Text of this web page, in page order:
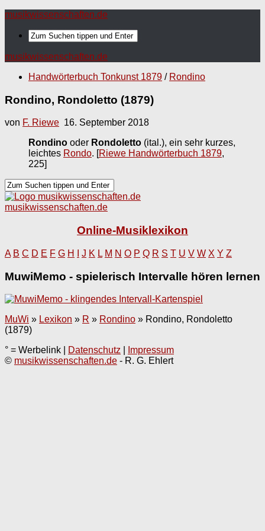
musikwissenschaften.de
musikwissenschaften.de
Handwörterbuch Tonkunst 1879 / Rondino
Rondino, Rondoletto (1879)
von F. Riewe 16. September 2018
Rondino oder Rondoletto (ital.), ein sehr kurzes,
leichtes Rondo. [Riewe Handwörterbuch 1879,
225]
musikwissenschaften.de
Online-Musiklexikon
A B C D E F G H J K L M N O P Q R S T U V W X Y Z
MuwiMemo - spielerisch Intervalle hören lernen
MuWi » Lexikon » R » Rondino » Rondino, Rondoletto
(1879)
° = Werbelink |
Datenschutz
Impressum
© musikwissenschaften.de - R. G. Ehlert